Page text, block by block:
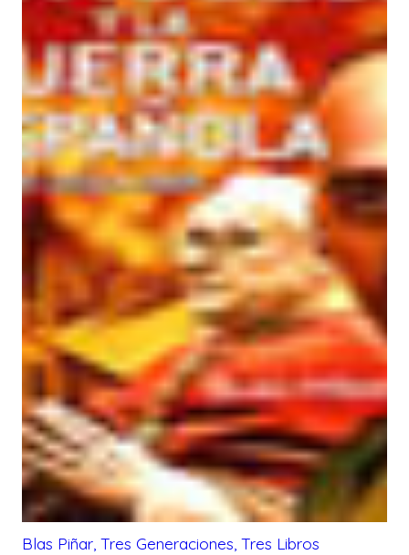
Blas Piñar, Tres Generaciones, Tres Libros